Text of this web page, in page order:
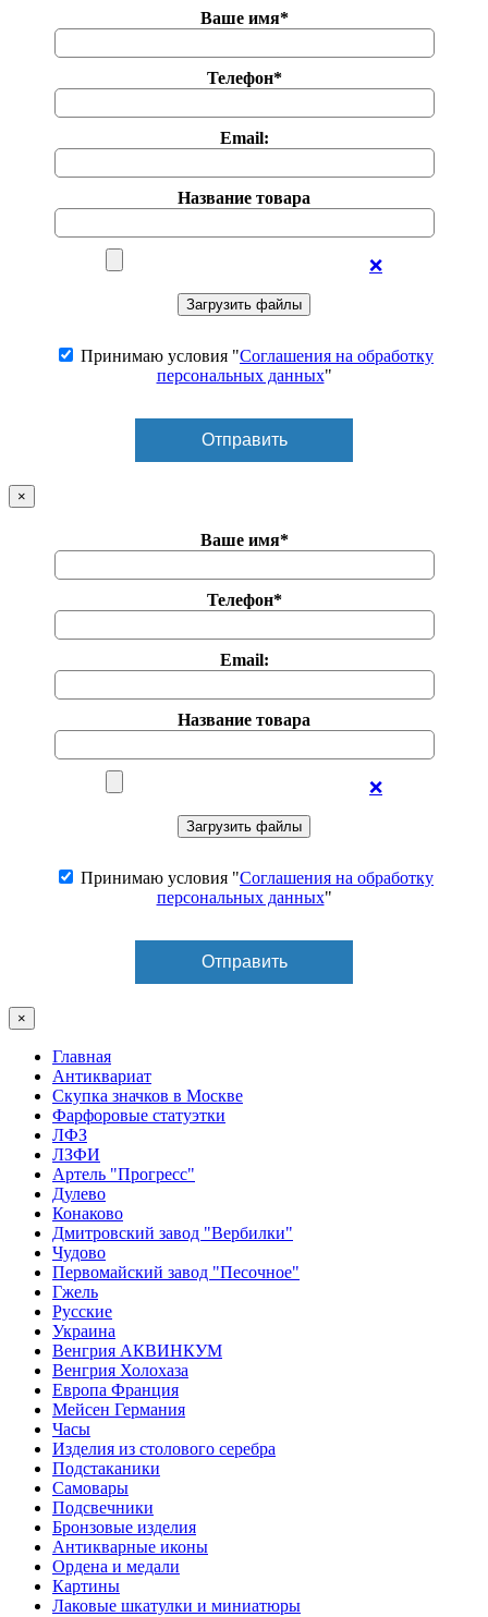
Ваше имя*
Телефон*
Email:
Название товара
❌
Принимаю условия "Соглашения на обработку
персональных данных"
×
Ваше имя*
Телефон*
Email:
Название товара
❌
Принимаю условия "Соглашения на обработку
персональных данных"
×
Главная
Антиквариат
Скупка значков в Москве
Фарфоровые статуэтки
ЛФЗ
ЛЗФИ
Артель "Прогресс"
Дулево
Конаково
Дмитровский завод "Вербилки"
Чудово
Первомайский завод "Песочное"
Гжель
Русские
Украина
Венгрия АКВИНКУМ
Венгрия Холохаза
Европа Франция
Мейсен Германия
Часы
Изделия из столового серебра
Подстаканики
Самовары
Подсвечники
Бронзовые изделия
Антикварные иконы
Ордена и медали
Картины
Лаковые шкатулки и миниатюры